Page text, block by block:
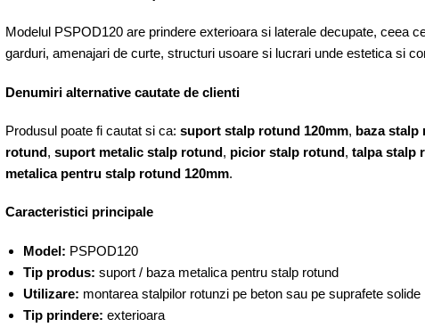
Modelul PSPOD120 are prindere exterioara si laterale decupate, ceea
garduri, amenajari de curte, structuri usoare si lucrari unde estetica si
Denumiri alternative cautate de clienti
Produsul poate fi cautat si ca: suport stalp rotund 120mm, baza stalp
rotund, suport metalic stalp rotund, picior stalp rotund, talpa stalp
metalica pentru stalp rotund 120mm.
Caracteristici principale
Model: PSPOD120
Tip produs: suport / baza metalica pentru stalp rotund
Utilizare: montarea stalpilor rotunzi pe beton sau pe suprafete solide
Tip prindere: exterioara